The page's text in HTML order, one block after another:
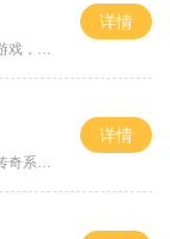
传奇世界是一款备受热爱玩家喜爱的网络游戏，而其中的铁血魔城版本更是给游戏带来了全新的玩法和体验。本文将为大家详细介绍这个版本的核心玩法，包括游戏背景、任务系统、副
详情
传奇世界手游，作为一款备受玩家喜爱的传奇系列游戏新作，近日开放了全新的新开服网站传奇打金。这个新服网站给广大玩家提供了一个全新的游戏世界，不仅延续了传奇系列游戏的
详情